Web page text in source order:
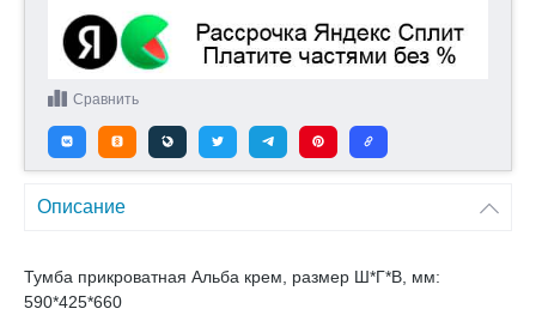
Сравнить
Описание
Тумба прикроватная Альба крем, размер Ш*Г*В, мм:
590*425*660